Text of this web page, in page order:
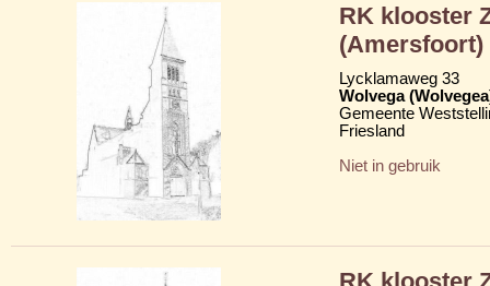
RK klooster
(Amersfoort)
Lycklamaweg 33
Wolvega
Gemeente
Friesland
Niet in gebruik